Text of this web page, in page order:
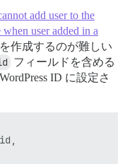
add user to the
user added in a
作成するのが難しい
フィールドを含める
ID に設定さ